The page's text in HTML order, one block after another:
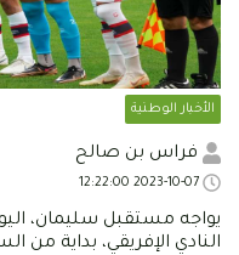
الأخبار الوطنية
فراس بن صالح
النادي الإفريقي، بداية من